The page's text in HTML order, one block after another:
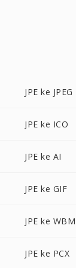
JPE ke JPEG
JPE ke ICO
JPE ke AI
JPE ke GIF
JPE ke
JPE ke PCX